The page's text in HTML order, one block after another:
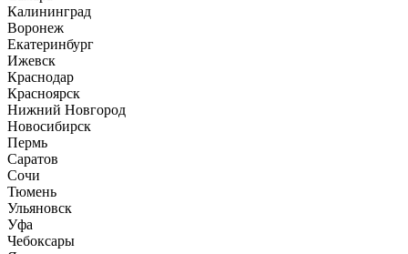
Калининград
Воронеж
Екатеринбург
Ижевск
Краснодар
Красноярск
Нижний Новгород
Новосибирск
Пермь
Саратов
Сочи
Тюмень
Ульяновск
Уфа
Чебоксары